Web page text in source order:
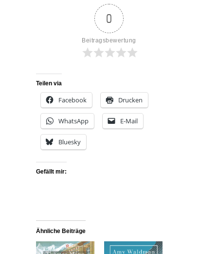
0
Beitragsbewertung
Teilen via
Facebook Drucken
WhatsApp E-Mail
Bluesky
Gefällt mir:
Ähnliche Beiträge